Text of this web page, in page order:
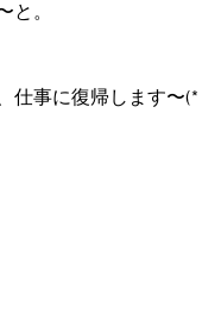
と。
仕事に復帰します〜(*